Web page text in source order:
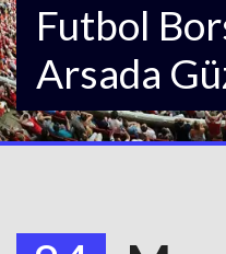
Futbol
Arsada